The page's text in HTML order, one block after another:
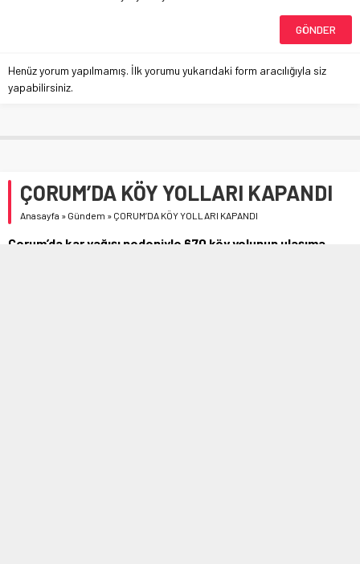
Henüz yorum yapılmamış. İlk yorumu yukarıdaki form aracılığıyla siz
yapabilirsiniz.
ÇORUM’DA KÖY YOLLARI KAPANDI
Anasayfa » Gündem » ÇORUM’DA KÖY YOLLARI KAPANDI
Çorum’da kar yağışı nedeniyle 670 köy yolunun ulaşıma